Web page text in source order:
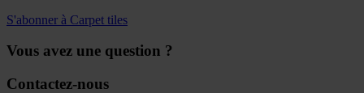
S'abonner à Carpet tiles
Vous avez une question ?
Contactez-nous